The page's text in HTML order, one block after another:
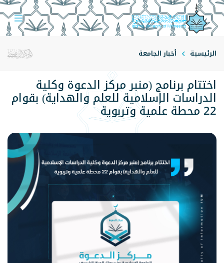
الرئيسية أخبار الجامعة
اختتام برنامج (منبر مركز الدعوة وكلية
الدراسات الإسلامية للعلم والهداية) بقوام
22 محطة علمية وتربوية